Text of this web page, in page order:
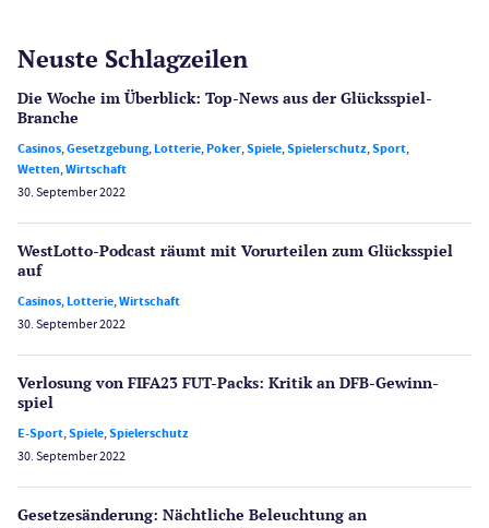
Neuste Schlagzeilen
Die Woche im Überblick: Top-News aus der Glücksspiel-
Branche
Casinos,Gesetzgebung,Lotterie,Poker,Spiele,Spielerschutz,Sport,
Wetten,Wirtschaft
30. September 2022
WestLotto-Podcast räumt mit Vorurteilen zum Glücksspiel
auf
Casinos,Lotterie,Wirtschaft
30. September 2022
Verlosung von FIFA23 FUT-Packs: Kritik an DFB-Gewinn­
spiel
E-Sport,Spiele,Spielerschutz
30. September 2022
Gesetzes­änderung: Nächtliche Beleuch­tung an